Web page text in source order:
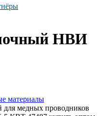
НВИ
материалы
медных проводников